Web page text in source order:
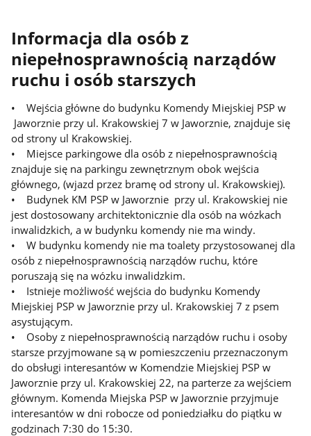
Informacja dla osób z
niepełnosprawnością narządów
ruchu i osób starszych
• Wejścia główne do budynku Komendy Miejskiej PSP w
Jaworznie przy ul. Krakowskiej 7 w Jaworznie, znajduje się
od strony ul Krakowskiej.
• Miejsce parkingowe dla osób z niepełnosprawnością
znajduje się na parkingu zewnętrznym obok wejścia
głównego, (wjazd przez bramę od strony ul. Krakowskiej).
• Budynek KM PSP w Jaworznie przy ul. Krakowskiej nie
jest dostosowany architektonicznie dla osób na wózkach
inwalidzkich, a w budynku komendy nie ma windy.
• W budynku komendy nie ma toalety przystosowanej dla
osób z niepełnosprawnością narządów ruchu, które
poruszają się na wózku inwalidzkim.
• Istnieje możliwość wejścia do budynku Komendy
Miejskiej PSP w Jaworznie przy ul. Krakowskiej 7 z psem
asystującym.
• Osoby z niepełnosprawnością narządów ruchu i osoby
starsze przyjmowane są w pomieszczeniu przeznaczonym
do obsługi interesantów w Komendzie Miejskiej PSP w
Jaworznie przy ul. Krakowskiej 22, na parterze za wejściem
głównym. Komenda Miejska PSP w Jaworznie przyjmuje
interesantów w dni robocze od poniedziałku do piątku w
godzinach 7:30 do 15:30.